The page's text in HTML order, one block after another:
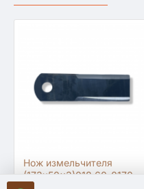
Нож измельчителя
(173x50x3)018 60-0170-